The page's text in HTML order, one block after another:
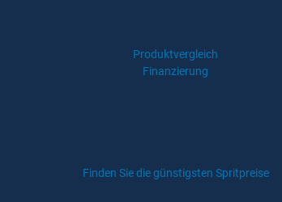
Produktvergleich
Finanzierung
Finden Sie die günstigsten Spritpreise